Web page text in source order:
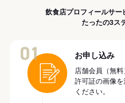
飲食店プロフィールサー
たったの3ス
お申し込み
店舗会員（無
許可証の画像
ください。